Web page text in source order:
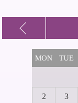
MON TUE
2 3